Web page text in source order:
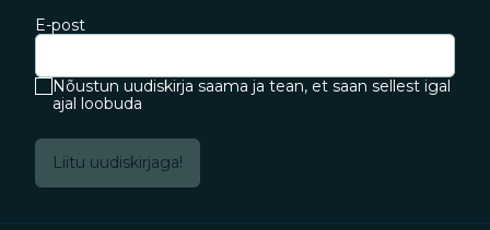
E-post
Nõustun uudiskirja saama ja tean, et saan sellest igal
ajal loobuda
Liitu uudiskirjaga!